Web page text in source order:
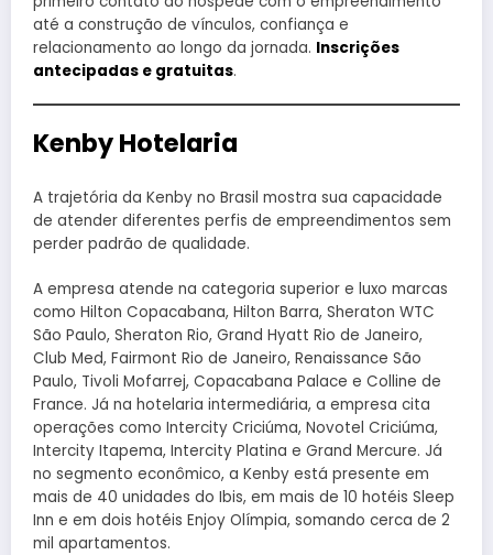
até a construção de vínculos, confiança e
relacionamento ao longo da jornada. Inscrições
antecipadas e gratuitas.
Kenby Hotelaria
A trajetória da Kenby no Brasil mostra sua capacidade
de atender diferentes perfis de empreendimentos sem
perder padrão de qualidade.
A empresa atende na categoria superior e luxo marcas
como Hilton Copacabana, Hilton Barra, Sheraton WTC
São Paulo, Sheraton Rio, Grand Hyatt Rio de Janeiro,
Club Med, Fairmont Rio de Janeiro, Renaissance São
Paulo, Tivoli Mofarrej, Copacabana Palace e Colline de
France. Já na hotelaria intermediária, a empresa cita
operações como Intercity Criciúma, Novotel Criciúma,
Intercity Itapema, Intercity Platina e Grand Mercure. Já
no segmento econômico, a Kenby está presente em
mais de 40 unidades do Ibis, em mais de 10 hotéis Sleep
Inn e em dois hotéis Enjoy Olímpia, somando cerca de 2
mil apartamentos.